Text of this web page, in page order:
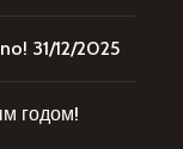
31/12/2025
годом!